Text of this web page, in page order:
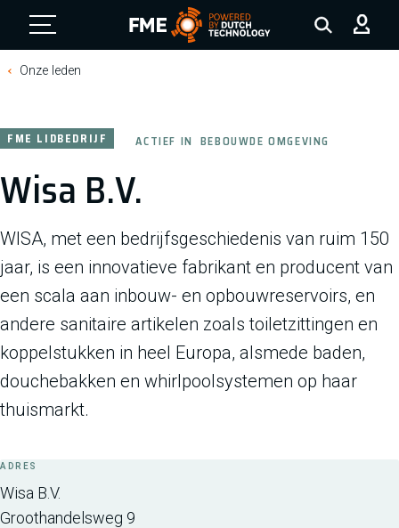
FME Logo, to the homepage
Onze leden
Wisa B.V.
FME LIDBEDRIJF ACTIEF IN BEBOUWDE OMGEVING
WISA, met een bedrijfsgeschiedenis van ruim 150
jaar, is een innovatieve fabrikant en producent van
een scala aan inbouw- en opbouwreservoirs, en
andere sanitaire artikelen zoals toiletzittingen en
koppelstukken in heel Europa, alsmede baden,
douchebakken en whirlpoolsystemen op haar
thuismarkt.
ADRES
Wisa B.V.
Groothandelsweg 9